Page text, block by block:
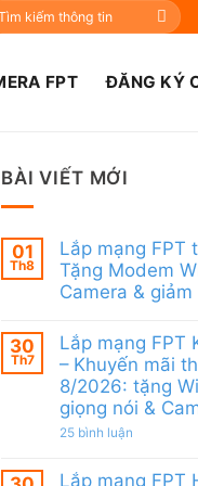
FPT ĐĂNG KÝ
BÀI VIẾT MỚI
01
Th8
Lắp mạng FPT
Tặng Modem
Camera &
bình
luận
ở
Lắp
mạng
FPT
tháng
Tặng
30
Th7
Lắp mạng FPT
– Khuyến mãi
8/2026: tặng
giọng nói &
25 bình luận
FPT
Lắp mạng FPT